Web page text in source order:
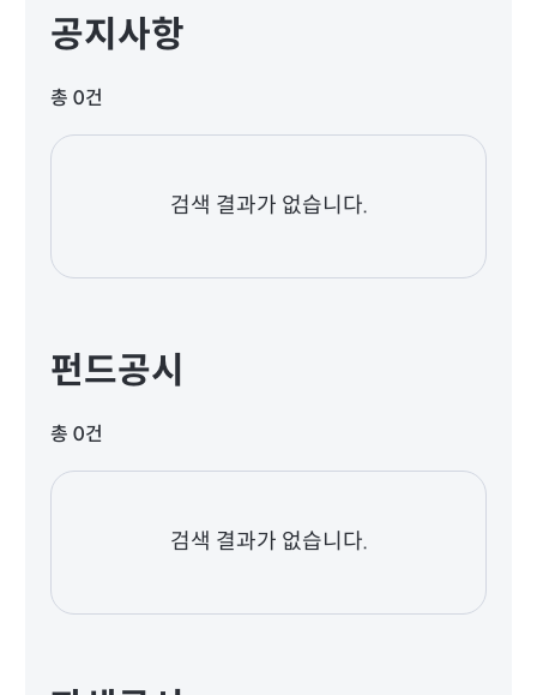
공지사항
총 0건
검색 결과가 없습니다.
펀드공시
총 0건
검색 결과가 없습니다.